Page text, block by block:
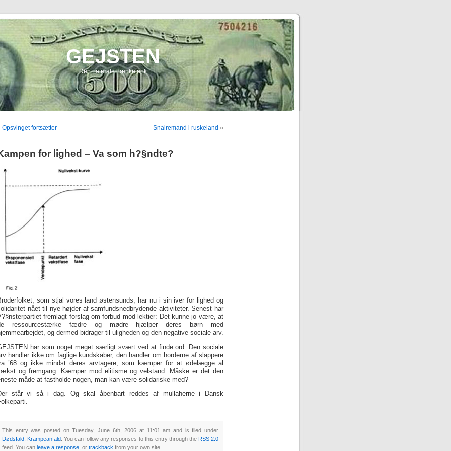
GEJSTEN
Den Laterale Tænketank
Opsvinget fortsætter Snalremand i ruskeland »
for lighed – Va som h?§ndte?
som stjal vores land østensunds, har nu i sin iver for lighed og
nået til nye højder af samfundsnedbrydende aktiviteter. Senest har
fremlagt forslag om forbud mod lektier: Det kunne jo være, at
ressourcestærke fædre og mødre hjælper deres børn med
og dermed bidrager til uligheden og den negative sociale arv.
har som noget meget særligt svært ved at finde ord. Den sociale
handler ikke om faglige kundskaber, den handler om horderne af slappere
’68 og ikke mindst deres arvtagere, som kæmper for at ødelægge al
og fremgang. Kæmper mod elitisme og velstand. Måske er det den
måde at fastholde nogen, man kan være solidariske med?
står vi så i dag. Og skal åbenbart reddes af mullaherne i Dansk
This entry was posted on Tuesday, June 6th, 2006 at 11:01 am and is filed under
Dødsfald
Krampeanfald . You can follow any responses to this entry through the RSS 2.0
feed. You can leave a response , or trackback from your own site.